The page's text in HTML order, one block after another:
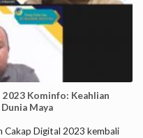
Kominfo: Keahlian
Maya
Cakap Digital 2023 kembali